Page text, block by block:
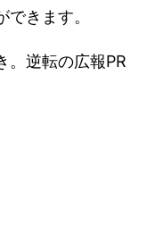
きます。
。逆転の広報PR